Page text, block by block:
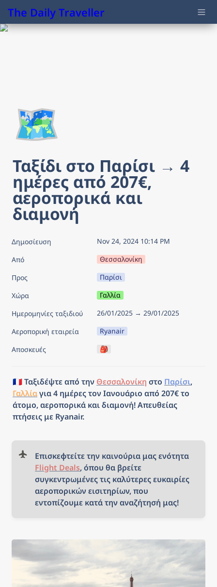
The Daily Traveller
🗺️
Ταξίδι στο Παρίσι → 4
ημέρες από 207€,
αεροπορικά και
διαμονή
Δημοσίευση
Nov 24, 2024 10:14 PM
Από
Θεσσαλονίκη
Προς
Παρίσι
Χώρα
Γαλλία
Ημερομηνίες ταξιδιού
26/01/2025 → 29/01/2025
Αεροπορική εταιρεία
Ryanair
Αποσκευές
🎒
🇫🇷 Ταξιδέψτε από την Θεσσαλονίκη στο Παρίσι
Γαλλία για 4 ημέρες τον Ιανουάριο από 207€ το
άτομο, αεροπορικά και διαμονή! Απευθείας
πτήσεις με Ryanair.
Flight Deals, όπου θα βρείτε
συγκεντρωμένες τις καλύτερες ευκαιρίες
αεροπορικών εισιτηρίων, που
εντοπίζουμε κατά την αναζήτησή μας!